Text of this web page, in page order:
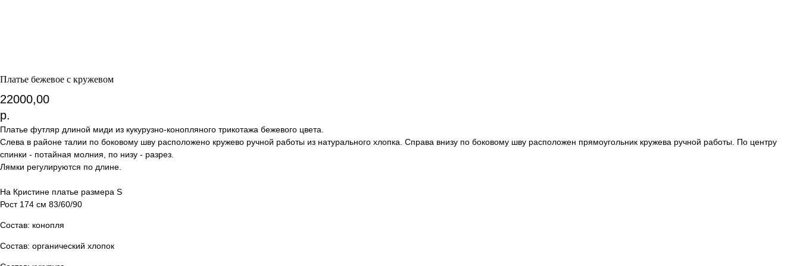
Платье бежевое с кружевом
22000,00
р.
Платье футляр длиной миди из кукурузно-конопляного трикотажа бежевого цвета.
Слева в районе талии по боковому шву расположено кружево ручной работы из натурального хлопка. Справа внизу по боковому шву расположен прямоугольник кружева ручной работы. По центру
спинки - потайная молния, по низу - разрез.
Лямки регулируются по длине.
На Кристине платье размера S
Рост 174 см 83/60/90
Состав: конопля
Состав: органический хлопок